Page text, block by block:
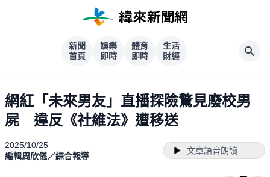
新聞
首頁
娛樂
即時
體育
即時
生活
財經
網紅「未來男友」直播探險驚見廢校男
屍 違反《社維法》遭移送
2025/10/25
編輯周欣儀／綜合報導
文章語音朗讀